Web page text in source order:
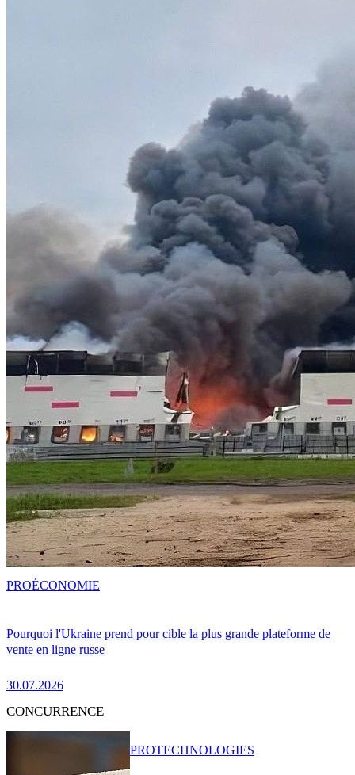
Pourquoi l'Ukraine prend pour cible la plus grande plateforme de
vente en ligne russe
30.07.2026
PROÉCONOMIE
CONCURRENCE
PROTECHNOLOGIES